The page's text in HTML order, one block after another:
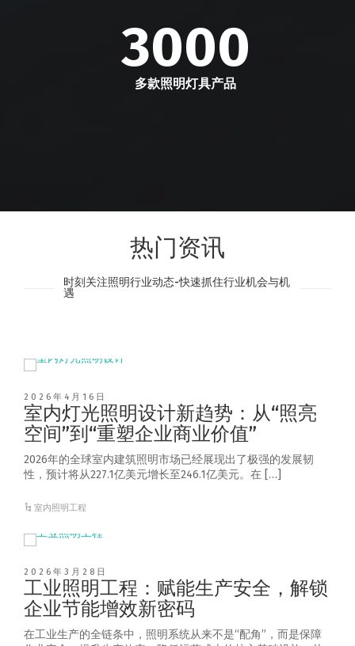
3000
多款照明灯具产品
热门资讯
时刻关注照明行业动态-快速抓住行业机会与机
遇
2026年4月16日
室内灯光照明设计新趋势：从“照亮
空间”到“重塑企业商业价值”
2026年的全球室内建筑照明市场已经展现出了极强的发展韧
性，预计将从227.1亿美元增长至246.1亿美元。在 […]
室内照明工程
2026年3月28日
工业照明工程：赋能生产安全，解锁
企业节能增效新密码
在工业生产的全链条中，照明系统从来不是“配角”，而是保障